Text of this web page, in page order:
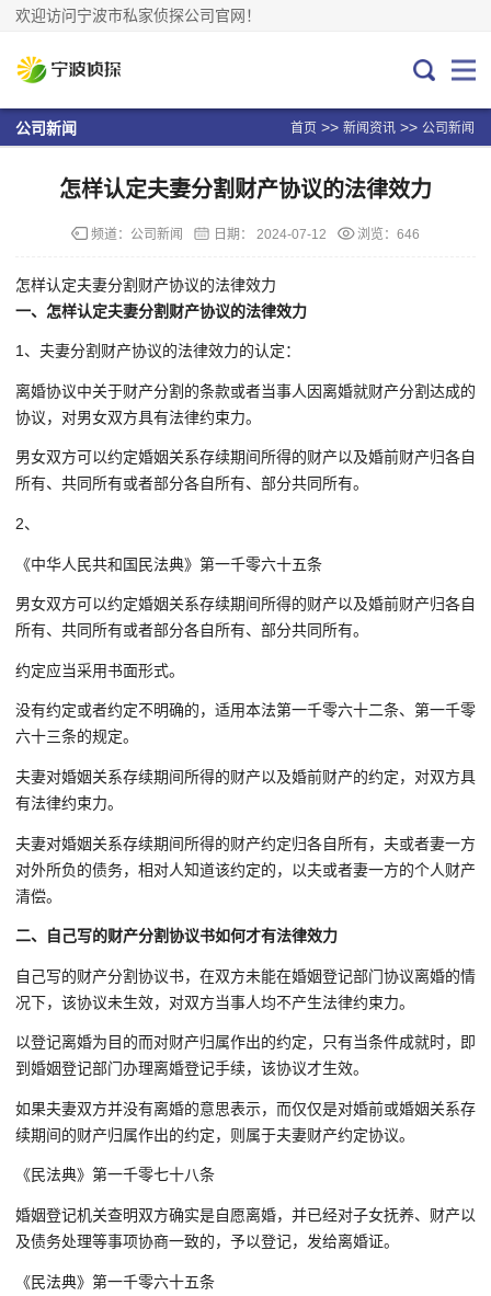
欢迎访问宁波市私家侦探公司官网！
首页 >> 新闻资讯 >> 公司新闻
公司新闻
怎样认定夫妻分割财产协议的法律效力
频道： 公司新闻 日期： 2024-07-12 浏览：646
怎样认定夫妻分割财产协议的法律效力
一、怎样认定夫妻分割财产协议的法律效力
1、夫妻分割财产协议的法律效力的认定：
离婚协议中关于财产分割的条款或者当事人因离婚就财产分割达成的
协议，对男女双方具有法律约束力。
男女双方可以约定婚姻关系存续期间所得的财产以及婚前财产归各自
所有、共同所有或者部分各自所有、部分共同所有。
2、
《中华人民共和国民法典》第一千零六十五条
男女双方可以约定婚姻关系存续期间所得的财产以及婚前财产归各自
所有、共同所有或者部分各自所有、部分共同所有。
约定应当采用书面形式。
没有约定或者约定不明确的，适用本法第一千零六十二条、第一千零
六十三条的规定。
夫妻对婚姻关系存续期间所得的财产以及婚前财产的约定，对双方具
有法律约束力。
夫妻对婚姻关系存续期间所得的财产约定归各自所有，夫或者妻一方
对外所负的债务，相对人知道该约定的，以夫或者妻一方的个人财产
清偿。
二、自己写的财产分割协议书如何才有法律效力
自己写的财产分割协议书，在双方未能在婚姻登记部门协议离婚的情
况下，该协议未生效，对双方当事人均不产生法律约束力。
以登记离婚为目的而对财产归属作出的约定，只有当条件成就时，即
到婚姻登记部门办理离婚登记手续，该协议才生效。
如果夫妻双方并没有离婚的意思表示，而仅仅是对婚前或婚姻关系存
续期间的财产归属作出的约定，则属于夫妻财产约定协议。
《民法典》第一千零七十八条
婚姻登记机关查明双方确实是自愿离婚，并已经对子女抚养、财产以
及债务处理等事项协商一致的，予以登记，发给离婚证。
《民法典》第一千零六十五条